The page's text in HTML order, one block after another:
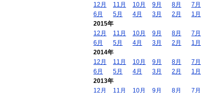
12月
11月 10月 9月 8月
7月
6月
5月 4月 3月 2月
1月
2015年
12月
11月 10月 9月 8月
7月
6月
5月 4月 3月 2月
1月
2014年
12月
11月 10月 9月 8月
7月
6月
5月 4月 3月 2月
1月
2013年
12月
11月 10月 9月 8月 7月